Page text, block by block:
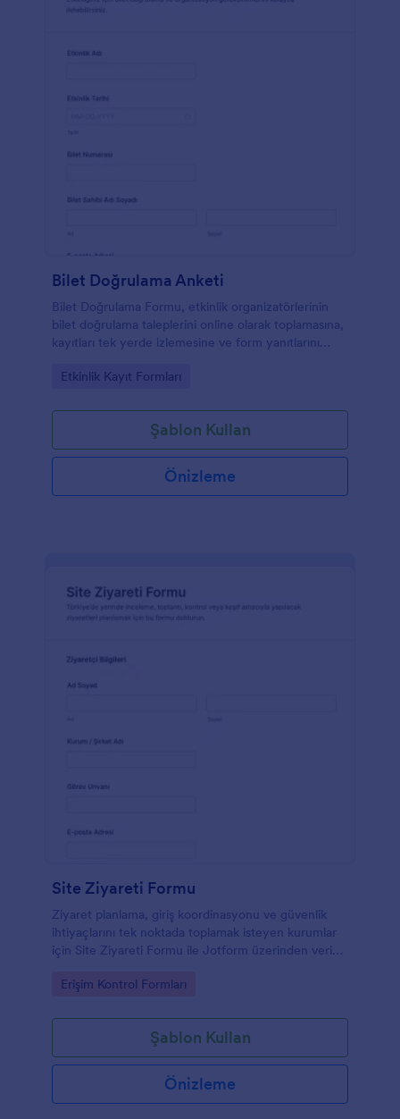
Bilet Doğrulama Anketi
Bilet Doğrulama Formu, etkinlik organizatörlerinin
bilet doğrulama taleplerini online olarak toplamasına,
kayıtları tek yerde izlemesine ve form yanıtlarını
Go to Category:
Etkinlik Kayıt Formları
Şablon Kullan
Önizleme
Site Ziyareti Formu
Ziyaret planlama, giriş koordinasyonu ve güvenlik
ihtiyaçlarını tek noktada toplamak isteyen kurumlar
için Site Ziyareti Formu ile Jotform üzerinden veri
kolaylaştırın.
Go to Category:
Erişim Kontrol Formları
Şablon Kullan
Önizleme